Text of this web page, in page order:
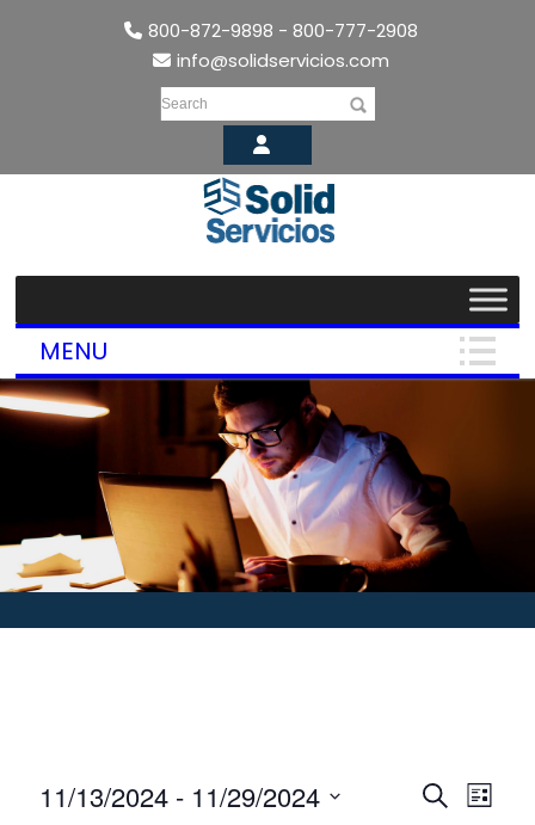
800-872-9898 - 800-777-2908
info@solidservicios.com
Search
MENU
Buscar
List
11/13/2024 - 11/29/2024